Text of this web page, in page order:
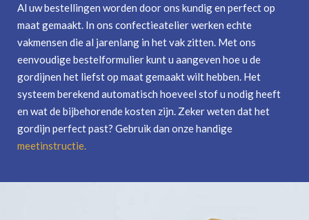
Al uw bestellingen worden door ons kundig en perfect op
maat gemaakt. In ons confectieatelier werken echte
vakmensen die al jarenlang in het vak zitten. Met ons
eenvoudige bestelformulier kunt u aangeven hoe u de
gordijnen het liefst op maat gemaakt wilt hebben. Het
systeem berekend automatisch hoeveel stof u nodig heeft
en wat de bijbehorende kosten zijn. Zeker weten dat het
gordijn perfect past? Gebruik dan onze handige
meetinstructie.